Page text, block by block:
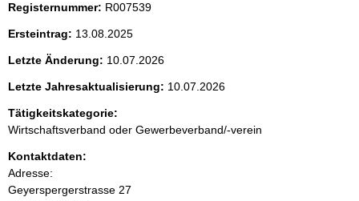
e
n
i
n
h
a
Registernummer: R007539
Ersteintrag: 13.08.2025
Letzte Änderung: 10.07.2026
Letzte Jahresaktualisierung: 10.07.2026
Tätigkeitskategorie:
Wirtschaftsverband oder Gewerbeverband/-verein
Kontaktdaten:
Adresse:
Geyerspergerstrasse 27